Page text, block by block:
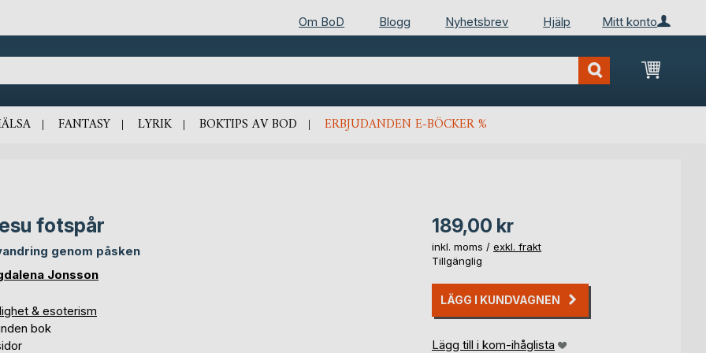
Mitt konto
Om BoD Blogg Nyhetsbrev Hjälp
Min
FANTASY LYRIK BOKTIPS AV BOD ERBJUDANDEN E-BÖCKER %
fotspår
genom påsken
Jonsson
& esoterism
bok
189,00 kr
inkl. moms / exkl. frakt
Tillgänglig
LÄGG I KUNDVAGNEN
Lägg till i kom-ihåglista